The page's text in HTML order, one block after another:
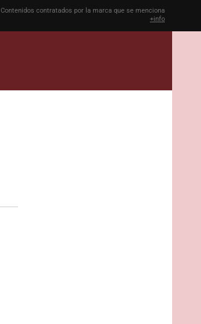
Contenidos contratados por la marca que se menciona
+info